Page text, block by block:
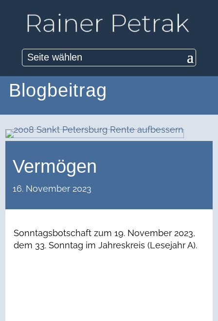
Seite wählen
Blogbeitrag
Vermögen
16. November 2023
Sonntagsbotschaft zum 19. November 2023,
dem 33. Sonntag im Jahreskreis (Lesejahr A).